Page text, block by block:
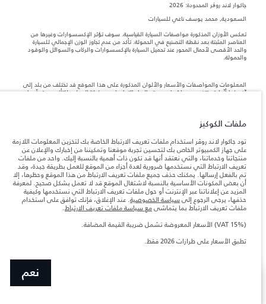
جاكوار لاند روڨر المحدودة: 2026
السعودية, محمد يوسف ناغي للسيارات
تعكس الأوزان المذكورة مواصفات السيارة القياسية. سوف تؤثر الإكسسوارات وغيرها من
العناصر المثبتة بعد نقطة التصنيع في الحمولة. تأكد من عدم تجاوز الوزن الإجمالي للسيارة
والحد الأقصى لأحمال المحور عند تحميل السيارة بالإكسسوارات والركاب والسوائل والوقود
والحمولة.
المعلومات والمواصفات والأسعار والألوان المذكورة على هذا الموقع قد تختلف من بلد إلى
آخر، كما أنّها قد تتغير بدون إشعار مسبق. الرجاء التواصل مع وكيلنا المحلي للتأكد من توفّرها
في مواصفات تصميم السيارات وتوفر الخيارات وتوقيتات التصاميم. هذا ظرف ديناميكي
للغاية، ونتيجة لذلك، قد لا تمثّل الصور المستخدَمة ضمن موقع الويب حاليًا المواصفات الحالية
بالكامل بالنسبة إلى الميزات والخيارات والحلية ومجموعات الألوان. يرجى استشارة وكيلك الذي
سيتمكّن من تأكيد أي تقييدات حالية معك للسماح لك باتخاذ قرار مدروس
الأرقام المقدمة هي نتيجة لاختبارات المصنع الرسمية وفقاً لتشريعات الاتحاد الأوروبي. قد
يتباين استهلك الوقود الفعلي للمركبة عن ذلك المتحقق في تلك الاختبارات كما أن هذه
الأرقام بغرض المقارنة فحسب.
الأسعار المعروضة تشمل ضريبة القيمة المضافة (VAT).
الأسعار تنطبق فقط على الطرازات المصنعة في عام 2026.
ملفات الكوكيز
تود جاكوار لاند روڤر استخدام ملفات تعريف الارتباط الخاصة بك لتخزين المعلومات اللازمة
على جهاز الكمبيوتر الخاص بك لتحسين تجربة موقعنا وتمكيننا من إخبارك والإعلان عن
منتجاتنا وخدماتنا، والتي نعتقد أنها قد تكون ذات أهمية بالنسبة إليك. واحد من ملفات
تعريف الارتباط التي نستخدمها ضرورية لعدة أجزاء من الموقع للعمل بطريقة جيدة، وقد
تم بالفعل إرسالها. يمكنك حذف جميع ملفات تعريف الارتباط من هذا الموقع وحظرها، إلا
أن بعض المكونات الأساسية بالنسبة لاشتغال الموقع قد لا تعمل بشكل صحيح. لمعرفة
المزيد عن إعلاناتنا عبر الإنترنت أو حول ملفات تعريف الارتباط التي نستخدمها وكيفية
حذفها، يرجى الرجوع إلى سياسة الخصوصية. عند الإغلاق، فإنك توافق على استخدام
ملفات تعريف الارتباط بما يتماشىمع سياسة ملفات تعريف الارتباط.
(VAT 15%) الأسعار المعروضة تشمل ضريبة القيمة المضافة.
تطبق الأسعار على طرازات 2026 فقط.‎
نعم